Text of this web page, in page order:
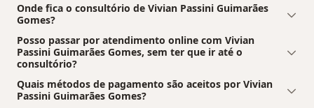
Onde fica o consultório de Vivian Passini Guimarães
Gomes?
Posso passar por atendimento online com Vivian
Passini Guimarães Gomes, sem ter que ir até o
consultório?
Quais métodos de pagamento são aceitos por Vivian
Passini Guimarães Gomes?